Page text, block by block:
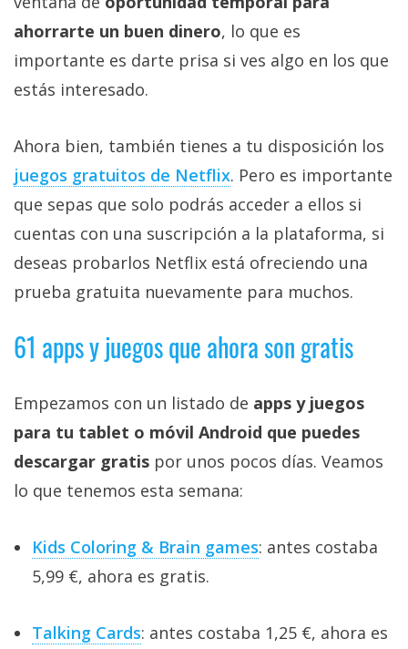
ahorrarte un buen dinero, lo que es
importante es darte prisa si ves algo en los que
estás interesado.
Ahora bien, también tienes a tu disposición los
juegos gratuitos de Netflix‎. Pero es importante
que sepas que solo podrás acceder a ellos si
cuentas con una suscripción a la plataforma, si
deseas probarlos Netflix está ofreciendo una
prueba gratuita nuevamente para muchos.
61 apps y juegos que ahora son gratis
Empezamos con un listado de apps y juegos
para tu tablet o móvil Android que puedes
descargar gratis por unos pocos días. Veamos
lo que tenemos esta semana:
Kids Coloring & Brain games: antes costaba
5,99 €, ahora es gratis.
Talking Cards: antes costaba 1,25 €, ahora es